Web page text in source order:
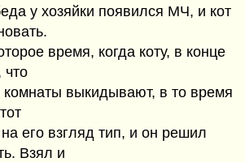
у хозяйки появился МЧ, и кот
время, когда коту, в конце
что
комнаты выкидывают, в то время
его взгляд тип, и он решил
Взял и